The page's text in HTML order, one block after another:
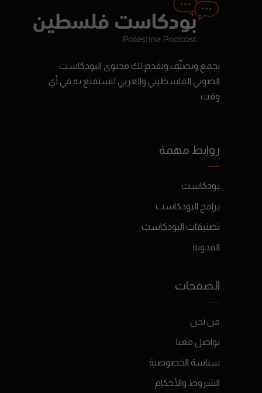
نجمع ونصنّف ونقدم لك محتوى البودكاست
الصوتي الفلسطيني والعربي لتستمتع به في أي
وقت
روابط مهمة
بودكاست
برامج البودكاست
تصنيفات البودكاست
المدونة
الصفحات
من نحن
تواصل معنا
سياسة الخصوصية
الشروط والأحكام